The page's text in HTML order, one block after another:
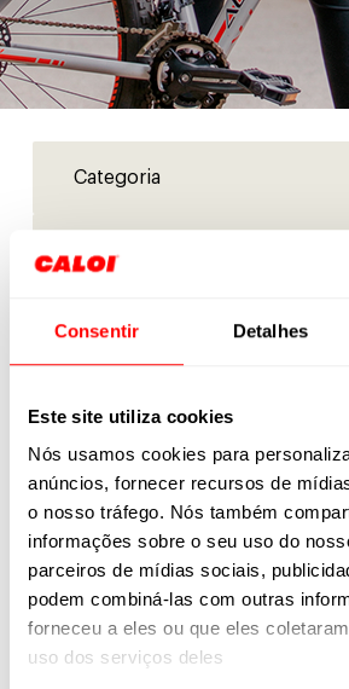
Consentir Detalhes
Este site utiliza cookies
Nós usamos cookies para
anúncios, fornecer recursos de
o nosso tráfego. Nós também
informações sobre o seu uso do
parceiros de mídias sociais,
podem combiná-las com outras
forneceu a eles ou que eles
uso dos serviços deles
Saiba onde
Nenhum produto